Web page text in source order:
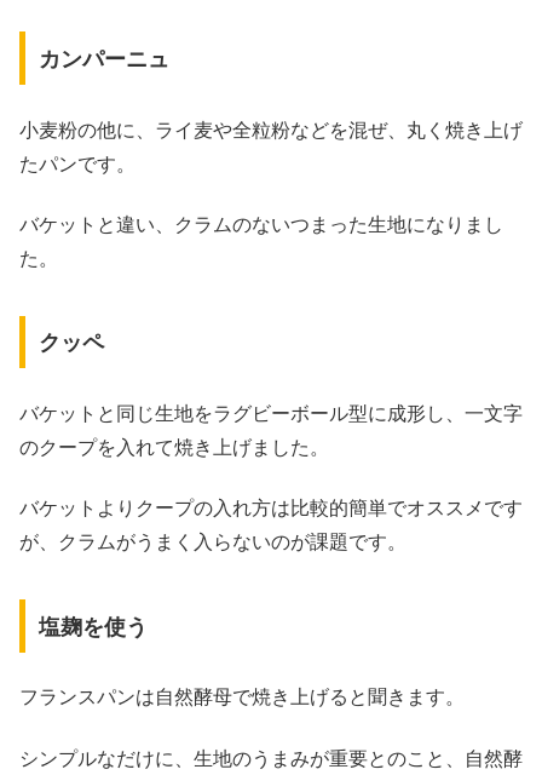
カンパーニュ
小麦粉の他に、ライ麦や全粒粉などを混ぜ、丸く焼き上げ
たパンです。
バケットと違い、クラムのないつまった生地になりまし
た。
クッペ
バケットと同じ生地をラグビーボール型に成形し、一文字
のクープを入れて焼き上げました。
バケットよりクープの入れ方は比較的簡単でオススメです
が、クラムがうまく入らないのが課題です。
塩麹を使う
フランスパンは自然酵母で焼き上げると聞きます。
シンプルなだけに、生地のうまみが重要とのこと、自然酵